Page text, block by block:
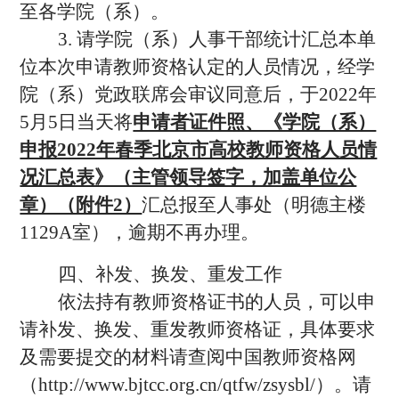
至各学院（系）。
3. 请学院（系）人事干部统计汇总本单
位本次申请教师资格认定的人员情况，经学
院（系）党政联席会审议同意后，于2022年
5月5日当天将申请者证件照、《学院（系）
申报2022年春季北京市高校教师资格人员情
况汇总表》（主管领导签字，加盖单位公
章）（附件2）汇总报至人事处（明德主楼
1129A室），逾期不再办理。
四、补发、换发、重发工作
依法持有教师资格证书的人员，可以申
请补发、换发、重发教师资格证，具体要求
及需要提交的材料请查阅中国教师资格网
（http://www.bjtcc.org.cn/qtfw/zsysbl/）。请